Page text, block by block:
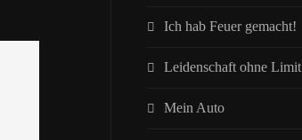
Ich hab Feuer gemacht!
Leidenschaft ohne Limit
Mein Auto